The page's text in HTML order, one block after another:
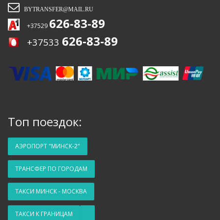
BYTRANSFER@MAIL.RU
+37529 626-83-89
+37533 626-83-89
Топ поездок:
АЭРОПОРТ "МИНСК-2"
ТРАНСФЕР ПО ГОРОДАМ
ТАКСИ МИНСК - МОСКВА
ТАКСИ К ГРАНИЦАМ